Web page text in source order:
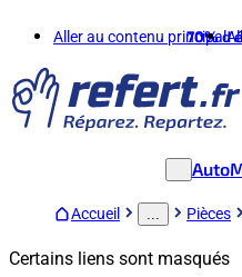
Aller au contenu principal
70%
Auto
Accueil Pièces
Certains liens sont masqués